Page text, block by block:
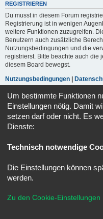
REGISTRIEREN
Du musst in diesem Forum
Registrierung ist in wenigen
weitere Funktionen zuzugreifen.
Benutzern auch zusätzliche
Nutzungsbedingungen und die
registrierst. Bitte beachte auch die
diesem Board bewegst.
Nutzungsbedingungen
Registrieren
Foren-Übersicht
Powered byphpBB®
Datenschutz
Um bestimmte Funktionen
Einstellungen nötig. Damit
setzen darf oder nicht. Es
Dienste:
Technisch notwendige
Die Einstellungen können
werden.
Zu den Cookie-Einstellungen